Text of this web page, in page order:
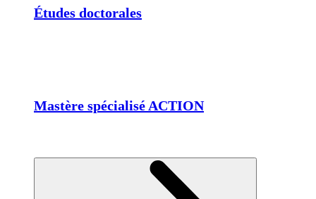
Études doctorales
Mastère spécialisé ACTION